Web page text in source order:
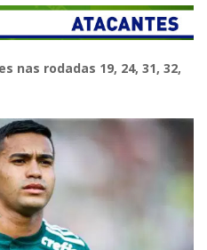
nas rodadas 19, 24, 31, 32,